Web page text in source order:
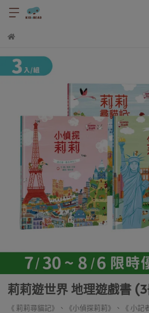
莉莉遊世界 地理遊戲書
《 莉莉尋貓記》、《小偵探莉莉》、《 小記